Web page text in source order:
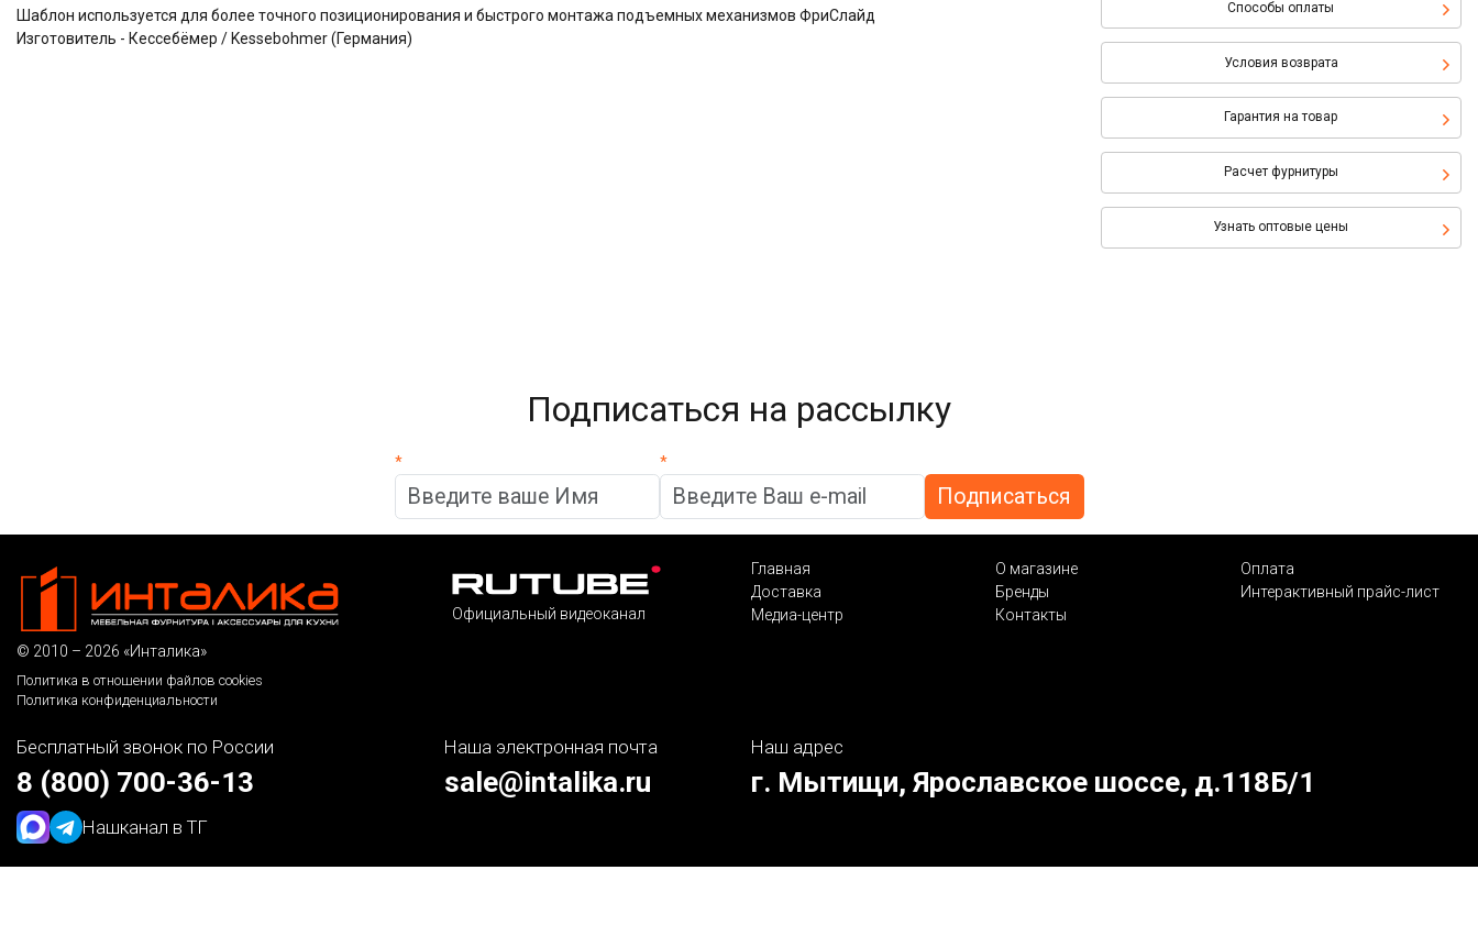
Способы оплаты
Условия возврата
Гарантия на товар
Расчет фурнитуры
Узнать оптовые цены
Шаблон используется для более точного позиционирования и быстрого монтажа подъемных механизмов ФриСлайд
Изготовитель - Кессебёмер / Kessebohmer (Германия)
Подписаться на рассылку
* *
© 2010 – 2026 «Инталика»
Политика в отношении файлов cookies
Политика конфиденциальности
Официальный видеоканал
Главная О магазине
Оплата
Доставка
Бренды
Интерактивный прайс-лист
Медиа-центр
Контакты
Бесплатный звонок по России
8 (800) 700-36-13
Нашканал в ТГ
Наша электронная почта
sale@intalika.ru
Наш адрес
г. Мытищи, Ярославское шоссе, д.118Б/1